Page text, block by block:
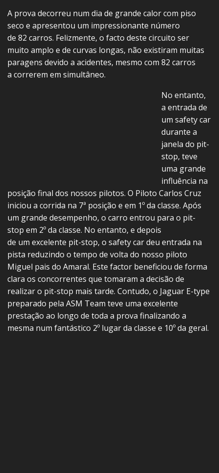
A prova decorreu num dia de grande calor com piso
seco e apresentou um impressionante número
de 82 carros. Felizmente, o facto deste circuito ser
muito amplo e de curvas longas, não existiram muitas
paragens devido a acidentes, mesmo com 82 carros
a correrem em simultâneo.
No entanto,
a entrada de
um safety car
durante a
janela do pit-
stop, teve
uma grande
influência na
posição final dos nossos pilotos. O Piloto Carlos Cruz
iniciou a corrida na 7ª posição e em 1º da classe. Após
um grande desempenho, o carro entrou para o pit-
stop em 2º da classe. No entanto, e depois
de um excelente pit-stop, o safety car deu entrada na
pista reduzindo o tempo de volta do nosso piloto
Miguel pais do Amaral. Este factor beneficiou de forma
clara os concorrentes que tomaram a decisão de
realizar o pit-stop mais tarde. Contudo, o Jaguar E-type
preparado pela ASM Team teve uma excelente
prestação ao longo de toda a prova finalizando a
mesma num fantástico 2º lugar da classe e 10º da geral.